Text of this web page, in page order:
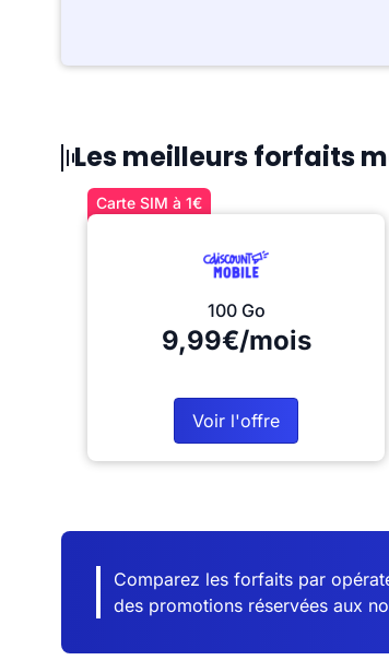
Les meilleurs forfaits
Carte SIM à 1€
100 Go
9,99€/mois
Voir l'offre
Comparez les forfaits par
des promotions réservées aux